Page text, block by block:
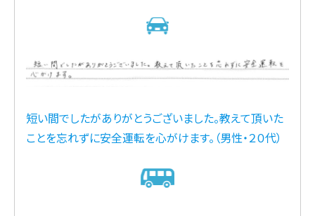
短い間でしたがありがとうございました。教えて頂いた
ことを忘れずに安全運転を心がけます。（男性・２０代）